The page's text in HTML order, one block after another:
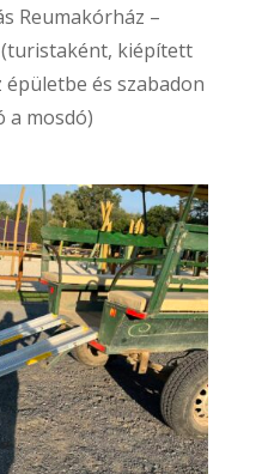
Reumakórház –
kiépített
és szabadon
a mosdó)